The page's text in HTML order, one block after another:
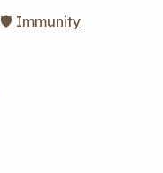
🛡️ Immunity